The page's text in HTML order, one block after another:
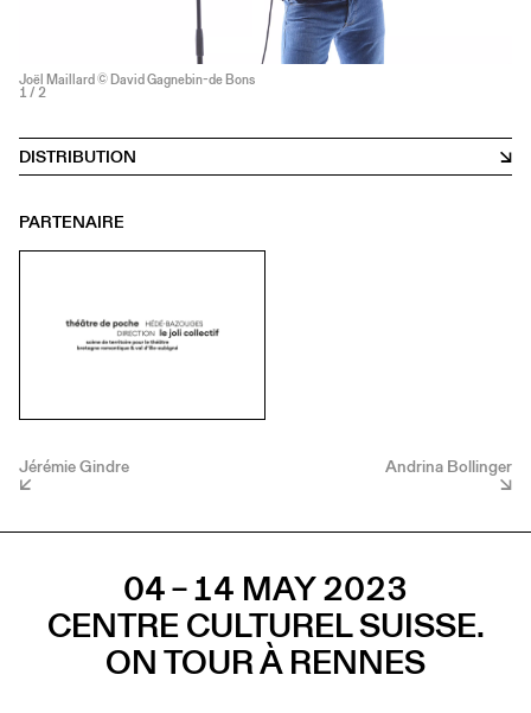
Joël Maillard © David Gagnebin-de Bons
1 / 2
DISTRIBUTION
PARTENAIRE
Jérémie Gindre Andrina Bollinger
04 – 14 MAY 2023
CENTRE CULTUREL SUISSE.
ON TOUR À RENNES